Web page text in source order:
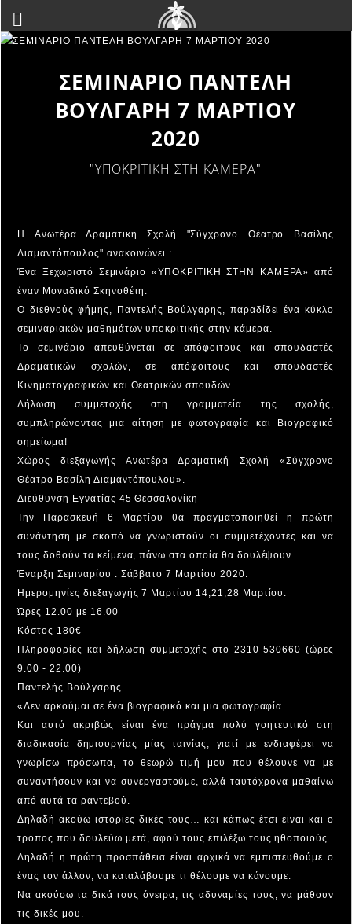
ΣΕΜΙΝΑΡΙΟ ΠΑΝΤΕΛΗ
ΒΟΥΛΓΑΡΗ 7 ΜΑΡΤΙΟΥ
2020
"ΥΠΟΚΡΙΤΙΚΗ ΣΤΗ ΚΑΜΕΡΑ"
Η Ανωτέρα Δραματική Σχολή "Σύγχρονο Θέατρο Βασίλης
Διαμαντόπουλος" ανακοινώνει :
Ένα Ξεχωριστό Σεμινάριο «ΥΠΟΚΡΙΤΙΚΗ ΣΤΗΝ ΚΑΜΕΡΑ» από
έναν Μοναδικό Σκηνοθέτη.
Ο διεθνούς φήμης, Παντελής Βούλγαρης, παραδίδει ένα κύκλο
σεμιναριακών μαθημάτων υποκριτικής στην κάμερα.
Το σεμινάριο απευθύνεται σε απόφοιτους και σπουδαστές
Δραματικών σχολών, σε απόφοιτους και σπουδαστές
Κινηματογραφικών και Θεατρικών σπουδών.
Δήλωση συμμετοχής στη γραμματεία της σχολής,
συμπληρώνοντας μια αίτηση με φωτογραφία και Βιογραφικό
σημείωμα!
Χώρος διεξαγωγής Ανωτέρα Δραματική Σχολή «Σύγχρονο
Θέατρο Βασίλη Διαμαντόπουλου».
Διεύθυνση Εγνατίας 45 Θεσσαλονίκη
Την Παρασκευή 6 Μαρτίου θα πραγματοποιηθεί η πρώτη
συνάντηση με σκοπό να γνωριστούν οι συμμετέχοντες και να
τους δοθούν τα κείμενα, πάνω στα οποία θα δουλέψουν.
Έναρξη Σεμιναρίου : Σάββατο 7 Μαρτίου 2020.
Ημερομηνίες διεξαγωγής 7 Μαρτίου 14,21,28 Μαρτίου.
Ώρες 12.00 με 16.00
Κόστος 180€
Πληροφορίες και δήλωση συμμετοχής στο 2310-530660 (ώρες
9.00 - 22.00)
Παντελής Βούλγαρης
«Δεν αρκούμαι σε ένα βιογραφικό και μια φωτογραφία.
Και αυτό ακριβώς είναι ένα πράγμα πολύ γοητευτικό στη
διαδικασία δημιουργίας μίας ταινίας, γιατί με ενδιαφέρει να
γνωρίσω πρόσωπα, το θεωρώ τιμή μου που θέλουνε να με
συναντήσουν και να συνεργαστούμε, αλλά ταυτόχρονα μαθαίνω
από αυτά τα ραντεβού.
Δηλαδή ακούω ιστορίες δικές τους… και κάπως έτσι είναι και ο
τρόπος που δουλεύω μετά, αφού τους επιλέξω τους ηθοποιούς.
Δηλαδή η πρώτη προσπάθεια είναι αρχικά να εμπιστευθούμε ο
ένας τον άλλον, να καταλάβουμε τι θέλουμε να κάνουμε.
Να ακούσω τα δικά τους όνειρα, τις αδυναμίες τους, να μάθουν
τις δικές μου.